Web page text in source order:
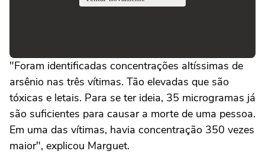
"Foram identificadas concentrações altíssimas de
arsênio nas três vítimas. Tão elevadas que são
tóxicas e letais. Para se ter ideia, 35 microgramas já
são suficientes para causar a morte de uma pessoa.
Em uma das vítimas, havia concentração 350 vezes
maior", explicou Marguet.